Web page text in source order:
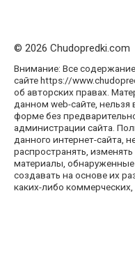
© 2026 Chudopredki.com
Внимание: Все
сайте https://
об авторских правах.
данном web-сайте,
форме без
администрации сайта.
данного интернет-сайта,
распространять,
материалы,
создавать на основе их
каких-либо